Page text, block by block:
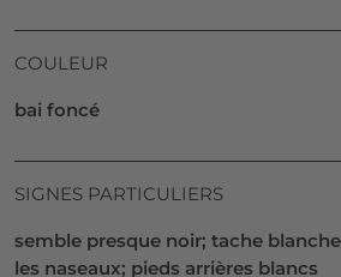
COULEUR
bai foncé
SIGNES PARTICULIERS
semble presque noir; tache
les naseaux; pieds arrières blancs